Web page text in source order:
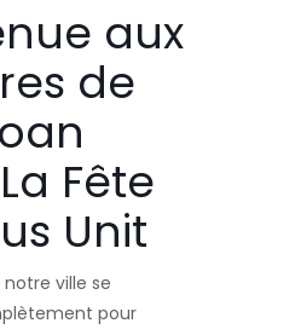
aux
de
Fête
Unit
notre ville se
pour